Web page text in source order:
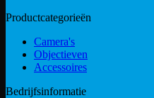
Productcategorieën
Camera's
Objectieven
Accessoires
Bedrijfsinformatie